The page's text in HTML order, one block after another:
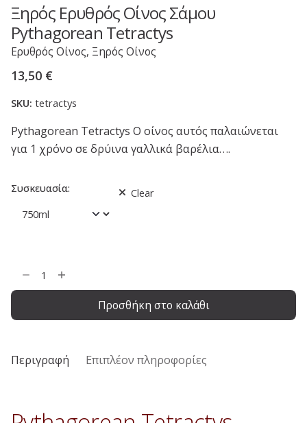
Ξηρός Ερυθρός Οίνος Σάμου
Pythagorean Tetractys
Ερυθρός Οίνος, Ξηρός Οίνος
13,50 €
SKU: tetractys
Pythagorean Tetractys Ο οίνος αυτός παλαιώνεται
για 1 χρόνο σε δρύινα γαλλικά βαρέλια….
Συσκευασία: Clear
Προσθήκη στο καλάθι
Περιγραφή Επιπλέον πληροφορίες